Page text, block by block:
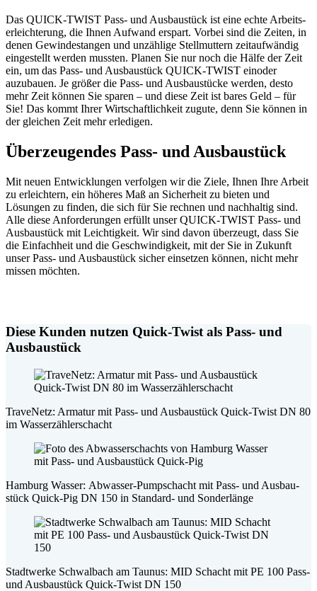
Das QUICK-TWIST Pass- und Ausbau­stück ist eine echte Arbeits­
er­leich­terung, die Ihnen Aufwand erspart. Vorbei sind die Zeiten, in
denen Gewin­de­stangen und unzählige Stell­muttern zeitauf­wändig
einge­stellt werden mussten. Planen Sie nur noch die Hälfe der Zeit
ein, um das Pass- und Ausbau­stück QUICK-TWIST einoder
auzubauen. Je größer die Pass- und Ausbau­stücke werden, desto
mehr Zeit können Sie sparen – und diese Zeit ist bares Geld – für
Sie! Das kommt Ihrer Wirtschaft­lichkeit zugute, denn Sie können in
der gleichen Zeit mehr erledigen.
Überzeu­gendes Pass- und Ausbaustück
Mit neuen Entwick­lungen verfolgen wir die Ziele, Ihnen Ihre Arbeit
zu erleichtern, ein höheres Maß an Sicherheit zu bieten und
Lösungen zu finden, die sich für Sie rechnen und nachhaltig sind.
Alle diese Anfor­de­rungen erfüllt unser QUICK-TWIST Pass- und
Ausbau­stück mit Leich­tigkeit. Wir sind davon überzeugt, dass Sie
die Einfachheit und die Geschwin­digkeit, mit der Sie in Zukunft
unser Pass- und Ausbau­stück sicher einsetzen können, nicht mehr
missen möchten.
Diese Kunden nutzen Quick-Twist als Pass- und
Ausbaustück
TraveNetz: Armatur mit Pass- und Ausbau­stück Quick-Twist DN 80
im Wasser­zäh­ler­schacht
Hamburg Wasser: Abwasser-Pumpschacht mit Pass- und Ausbau­
stück Quick-Pig DN 150 in Standard- und Sonderlänge
Stadt­werke Schwalbach am Taunus: MID Schacht mit PE 100 Pass-
und Ausbau­stück Quick-Twist DN 150